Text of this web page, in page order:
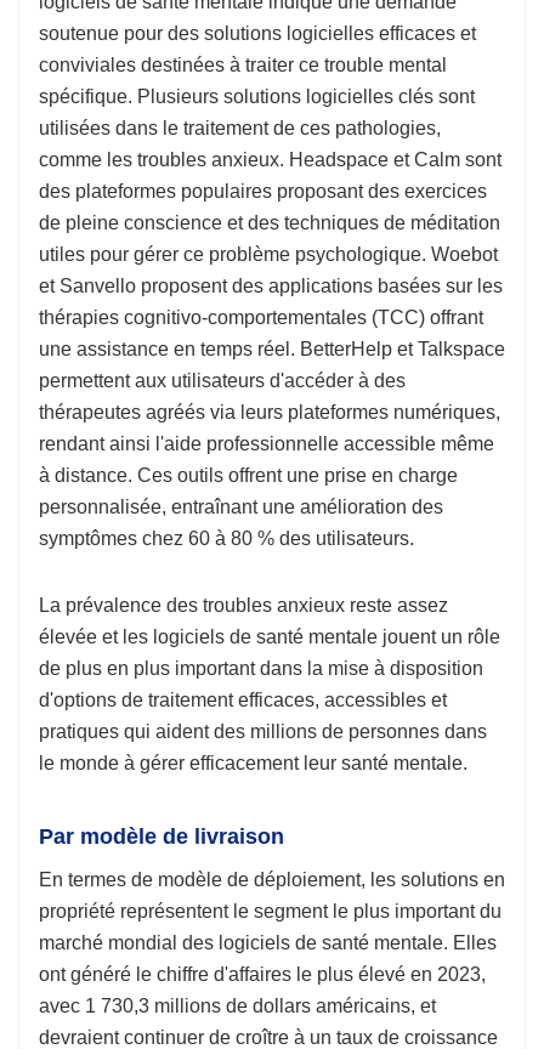
soutenue pour des solutions logicielles efficaces et
conviviales destinées à traiter ce trouble mental
spécifique. Plusieurs solutions logicielles clés sont
utilisées dans le traitement de ces pathologies,
comme les troubles anxieux. Headspace et Calm sont
des plateformes populaires proposant des exercices
de pleine conscience et des techniques de méditation
utiles pour gérer ce problème psychologique. Woebot
et Sanvello proposent des applications basées sur les
thérapies cognitivo-comportementales (TCC) offrant
une assistance en temps réel. BetterHelp et Talkspace
permettent aux utilisateurs d'accéder à des
thérapeutes agréés via leurs plateformes numériques,
rendant ainsi l'aide professionnelle accessible même
à distance. Ces outils offrent une prise en charge
personnalisée, entraînant une amélioration des
symptômes chez 60 à 80 % des utilisateurs.
La prévalence des troubles anxieux reste assez
élevée et les logiciels de santé mentale jouent un rôle
de plus en plus important dans la mise à disposition
d'options de traitement efficaces, accessibles et
pratiques qui aident des millions de personnes dans
le monde à gérer efficacement leur santé mentale.
Par modèle de livraison
En termes de modèle de déploiement, les solutions en
propriété représentent le segment le plus important du
marché mondial des logiciels de santé mentale. Elles
ont généré le chiffre d'affaires le plus élevé en 2023,
avec 1 730,3 millions de dollars américains, et
devraient continuer de croître à un taux de croissance